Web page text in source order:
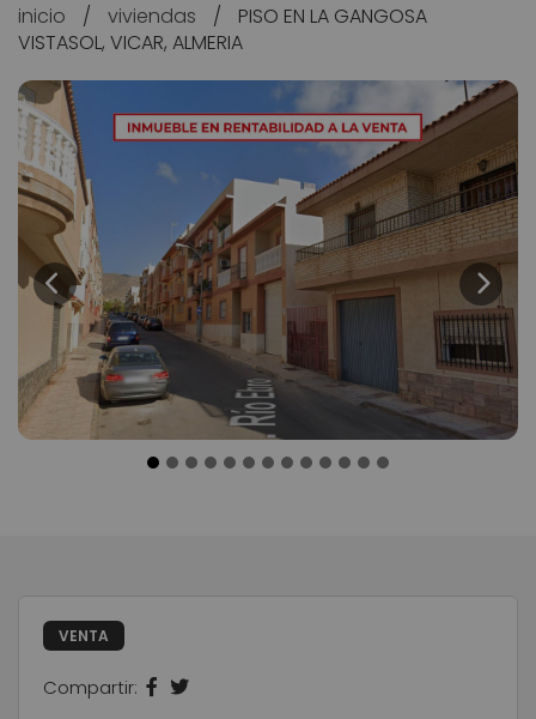
inicio / viviendas /
PISO EN LA GANGOSA
VISTASOL, VICAR, ALMERIA
Previous Next
VENTA
Compartir: